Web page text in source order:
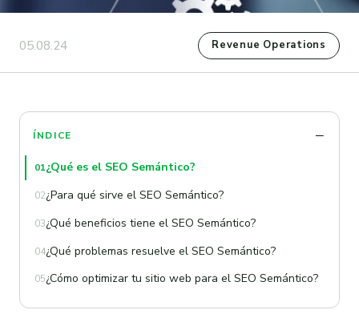
05.08.24 Revenue Operations
ÍNDICE
01¿Qué es el SEO Semántico?
02¿Para qué sirve el SEO Semántico?
03¿Qué beneficios tiene el SEO Semántico?
04¿Qué problemas resuelve el SEO Semántico?
05¿Cómo optimizar tu sitio web para el SEO Semántico?